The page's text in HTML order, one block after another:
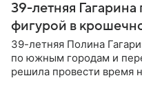
39-летняя Гагарина
фигурой в
39-летняя Полина
по южным городам и
решила провести время